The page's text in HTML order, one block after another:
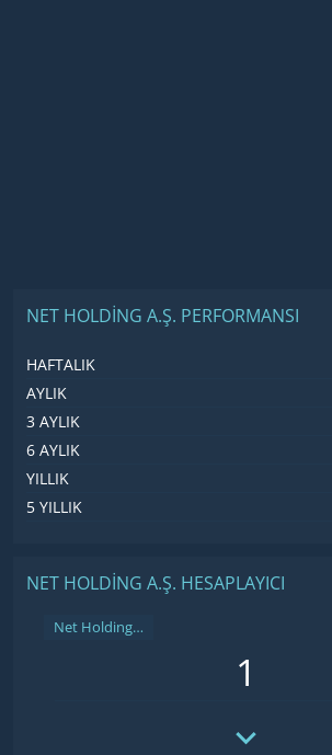
NET HOLDING A.Ş. PERFORMANSI
HAFTALIK
AYLIK
3 AYLIK
6 AYLIK
YILLIK
5 YILLIK
NET HOLDING A.Ş. HESAPLAYICI
Net Holding A.Ş.